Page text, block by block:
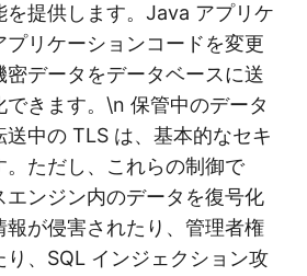
を提供します。Java アプリケ
プリケーションコードを変更
データをデータベースに送
きます。\n 保管中のデータ
中の TLS は、基本的なセキ
。ただし、これらの制御で
エンジン内のデータを復号化
報が侵害されたり、管理者権
り、SQL インジェクション攻